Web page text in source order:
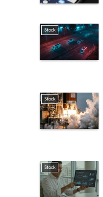
Stock
Stock
Stock